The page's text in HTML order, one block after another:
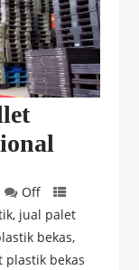
Off
, jual palet
bekas,
plastik bekas